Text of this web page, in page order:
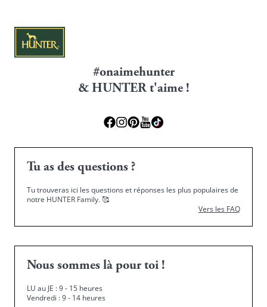
#onaimehunter
& HUNTER t'aime !
Tu as des questions ?
Tu trouveras ici les questions et réponses les plus populaires de
notre HUNTER Family.🥰
Vers les FAQ
Nous sommes là pour toi !
LU au JE : 9 - 15 heures
Vendredi : 9 - 14 heures